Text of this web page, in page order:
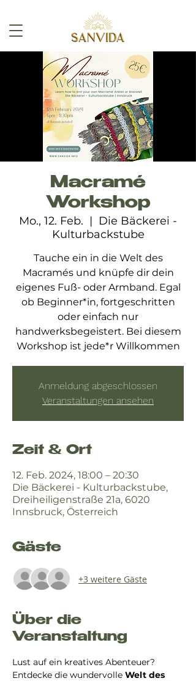
Macramé
Workshop
Mo., 12. Feb.
  |
Die Bäckerei -
Kulturbackstube
Tauche ein in die Welt des
Macramés und knüpfe dir dein
eigenes Fuß- oder Armband. Egal
ob Beginner*in, fortgeschritten
oder einfach nur
handwerksbegeistert. Bei diesem
Workshop ist jede*r Willkommen
Anmeldung abgeschlossen
Veranstaltungen ansehen
Zeit & Ort
12. Feb. 2024, 18:00 – 20:30
Die Bäckerei - Kulturbackstube,
Dreiheiligenstraße 21a, 6020
Innsbruck, Österreich
Gäste
+3 weitere Gäste
Über die
Veranstaltung
Lust auf ein kreatives Abenteuer?
Entdecke die wundervolle Welt des